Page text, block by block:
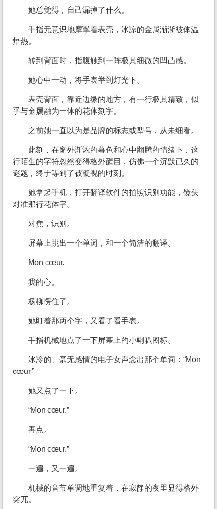
她总觉得，自己漏掉了什么。
手指无意识地摩挲着表壳，冰凉的金属渐渐被体温
焐热。
转到背面时，指腹触到一阵极其细微的凹凸感。
她心中一动，将手表举到灯光下。
表壳背面，靠近边缘的地方，有一行极其精致，似
乎与金属融为一体的花体刻字。
之前她一直以为是品牌的标志或型号，从未细看。
此刻，在窗外渐浓的暮色和心中翻腾的情绪下，这
行陌生的字符忽然变得格外醒目，仿佛一个沉默已久的
谜题，终于等到了被凝视的时刻。
她拿起手机，打开翻译软件的拍照识别功能，镜头
对准那行花体字。
对焦，识别。
屏幕上跳出一个单词，和一个简洁的翻译。
Mon cœur.
我的心。
杨柳愣住了。
她盯着那两个字，又看了看手表。
手指机械地点了一下屏幕上的小喇叭图标。
冰冷的、毫无感情的电子女声念出那个单词：“Mon
cœur.”
她又点了一下。
“Mon cœur.”
再点。
“Mon cœur.”
一遍，又一遍。
机械的音节单调地重复着，在寂静的夜里显得格外
突兀。